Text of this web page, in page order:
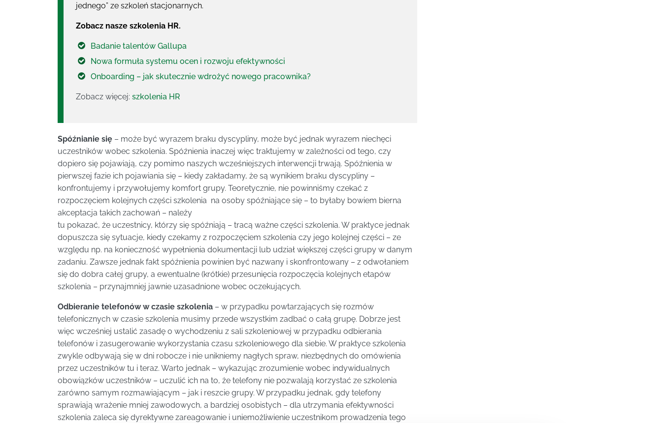
jednego” ze szkoleń stacjonarnych.
Zobacz nasze szkolenia HR.
Badanie talentów Gallupa
Nowa formuła systemu ocen i rozwoju efektywności
Onboarding – jak skutecznie wdrożyć nowego pracownika?
Zobacz więcej: szkolenia HR
Spóźnianie się – może być wyrazem braku dyscypliny, może być jednak wyrazem niechęci
uczestników wobec szkolenia. Spóźnienia inaczej więc traktujemy w zależności od tego, czy
dopiero się pojawiają, czy pomimo naszych wcześniejszych interwencji trwają. Spóźnienia w
pierwszej fazie ich pojawiania się – kiedy zakładamy, że są wynikiem braku dyscypliny –
konfrontujemy i przywołujemy komfort grupy. Teoretycznie, nie powinniśmy czekać z
rozpoczęciem kolejnych części szkolenia na osoby spóźniające się – to byłaby bowiem bierna
akceptacja takich zachowań – należy
tu pokazać, że uczestnicy, którzy się spóźniają – tracą ważne części szkolenia. W praktyce jednak
dopuszcza się sytuacje, kiedy czekamy z rozpoczęciem szkolenia czy jego kolejnej części – ze
względu np. na konieczność wypełnienia dokumentacji lub udział większej części grupy w danym
zadaniu. Zawsze jednak fakt spóźnienia powinien być nazwany i skonfrontowany – z odwołaniem
się do dobra całej grupy, a ewentualne (krótkie) przesunięcia rozpoczęcia kolejnych etapów
szkolenia – przynajmniej jawnie uzasadnione wobec oczekujących.
Odbieranie telefonów w czasie szkolenia – w przypadku powtarzających się rozmów
telefonicznych w czasie szkolenia musimy przede wszystkim zadbać o całą grupę. Dobrze jest
więc wcześniej ustalić zasadę o wychodzeniu z sali szkoleniowej w przypadku odbierania
telefonów i zasugerowanie wykorzystania czasu szkoleniowego dla siebie. W praktyce szkolenia
zwykle odbywają się w dni robocze i nie unikniemy nagłych spraw, niezbędnych do omówienia
przez uczestników tu i teraz. Warto jednak – wykazując zrozumienie wobec indywidualnych
obowiązków uczestników – uczulić ich na to, że telefony nie pozwalają korzystać ze szkolenia
zarówno samym rozmawiającym – jak i reszcie grupy. W przypadku jednak, gdy telefony
sprawiają wrażenie mniej zawodowych, a bardziej osobistych – dla utrzymania efektywności
szkolenia zaleca się dyrektywne zareagowanie i uniemożliwienie uczestnikom prowadzenia tego